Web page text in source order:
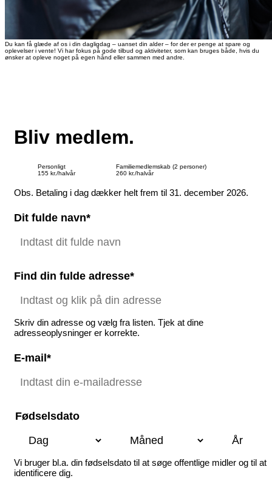
Du kan få glæde af os i din dagligdag – uanset din alder – for der er penge at spare og
oplevelser i vente! Vi har fokus på gode tilbud og aktiviteter, som kan bruges både, hvis du
ønsker at opleve noget på egen hånd eller sammen med andre.
Bliv medlem.
Personligt
155 kr./halvår
Familiemedlemskab (2 personer)
260 kr./halvår
Obs. Betaling i dag dækker helt frem til 31. december 2026.
Dit fulde navn*
Find din fulde adresse*
Skriv din adresse og vælg fra listen. Tjek at dine
adresseoplysninger er korrekte.
E-mail*
Fødselsdato
Vi bruger bl.a. din fødselsdato til at søge offentlige midler og til at
identificere dig.